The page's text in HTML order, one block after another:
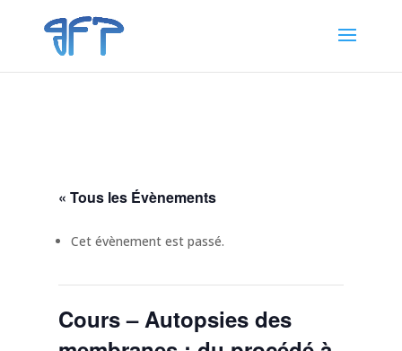
« Tous les Évènements
Cet évènement est passé.
Cours – Autopsies des